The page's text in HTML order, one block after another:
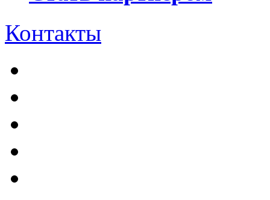
Контакты